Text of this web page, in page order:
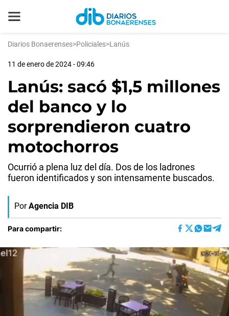
Diarios Bonaerenses>Policiales>Lanús
11 de enero de 2024 - 09:46
Lanús: sacó $1,5 millones
del banco y lo
sorprendieron cuatro
motochorros
Ocurrió a plena luz del día. Dos de los ladrones
fueron identificados y son intensamente buscados.
Por Agencia DIB
Para compartir: